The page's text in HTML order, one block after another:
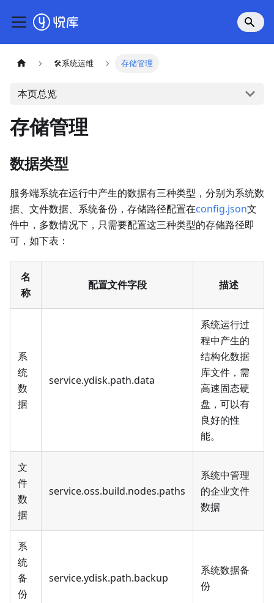
🛠系统运维 存储管理
本页总览
存储管理
数据类型
服务端系统在运行中产生的数据有三种类型，分别为系统数
据、文件数据、系统备份，存储路径配置在config.json文
件中，多数情况下，只需要配置这三种类型的存储路径即
可，如下表：
名
称
配置文件字段 描述
系
统
数
据
service.ydisk.path.data
系统运行过
程中产生的
结构化数据
库文件，需
高速固态硬
盘，可以有
良好的性
能。
文
件
数
据
service.oss.build.nodes.paths
系统中管理
的企业文件
数据
系
统
备
份
service.ydisk.path.backup
系统数据备
份